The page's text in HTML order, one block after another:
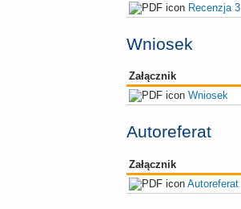
Recenzja 3
Wniosek
Załącznik
Wniosek
Autoreferat
Załącznik
Autoreferat